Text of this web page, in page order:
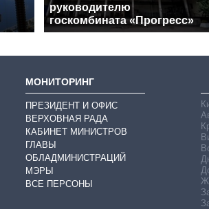
руководителю
госкомбината «Прогресс»
МОНИТОРИНГ
ПРЕЗИДЕНТ И ОФИС
ВЕРХОВНАЯ РАДА
КАБИНЕТ МИНИСТРОВ
ГЛАВЫ
ОБЛАДМИНИСТРАЦИЙ
МЭРЫ
ВСЕ ПЕРСОНЫ